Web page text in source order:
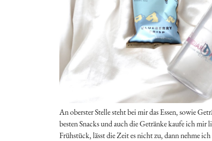
An oberster Stelle steht bei mir das Essen, sowie
besten Snacks und auch die Getränke kaufe ich
Frühstück, lässt die Zeit es nicht zu, dann nehme